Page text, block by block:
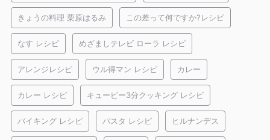
きょうの料理 栗原はるみ この差って何ですか?レシピ
なす レシピ めざましテレビ ローラ レシピ
アレンジレシピ ウル得マン レシピ カレー
カレー レシピ キューピー3分クッキング レシピ
バイキング レシピ パスタ レシピ ヒルナンデス